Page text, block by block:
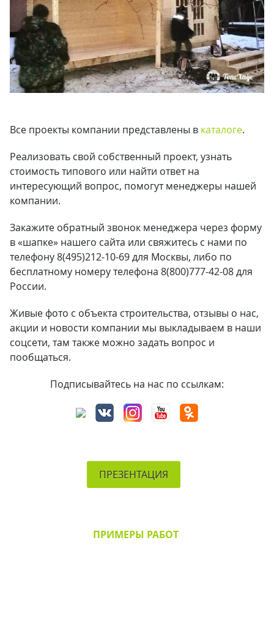
Все проекты компании представлены в каталоге.
Реализовать свой собственный проект, узнать
стоимость типового или найти ответ на
интересующий вопрос, помогут менеджеры нашей
компании.
Закажите обратный звонок менеджера через форму
в «шапке» нашего сайта или свяжитесь с нами по
телефону 8(495)212-10-69 для Москвы, либо по
бесплатному номеру телефона 8(800)777-42-08 для
России.
Живые фото с объекта строительства, отзывы о нас,
акции и новости компании мы выкладываем в наши
соцсети, там также можно задать вопрос и
пообщаться.
Подписывайтесь на нас по ссылкам:
ПРЕЗЕНТАЦИЯ
ПРИМЕРЫ РАБОТ